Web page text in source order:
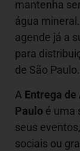
mantenha
água
agende já a
para
de São Paulo.
A Entrega
Paulo é uma
seus
sociais ou